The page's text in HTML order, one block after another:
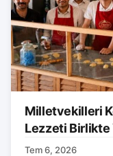
Milletvekilleri
Lezzeti Birlikte
Tem 6, 2026